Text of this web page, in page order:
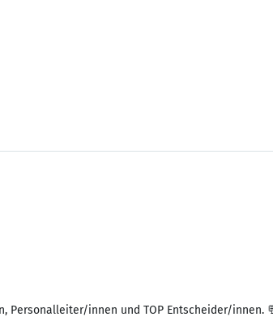
innen und TOP Entscheider/innen.